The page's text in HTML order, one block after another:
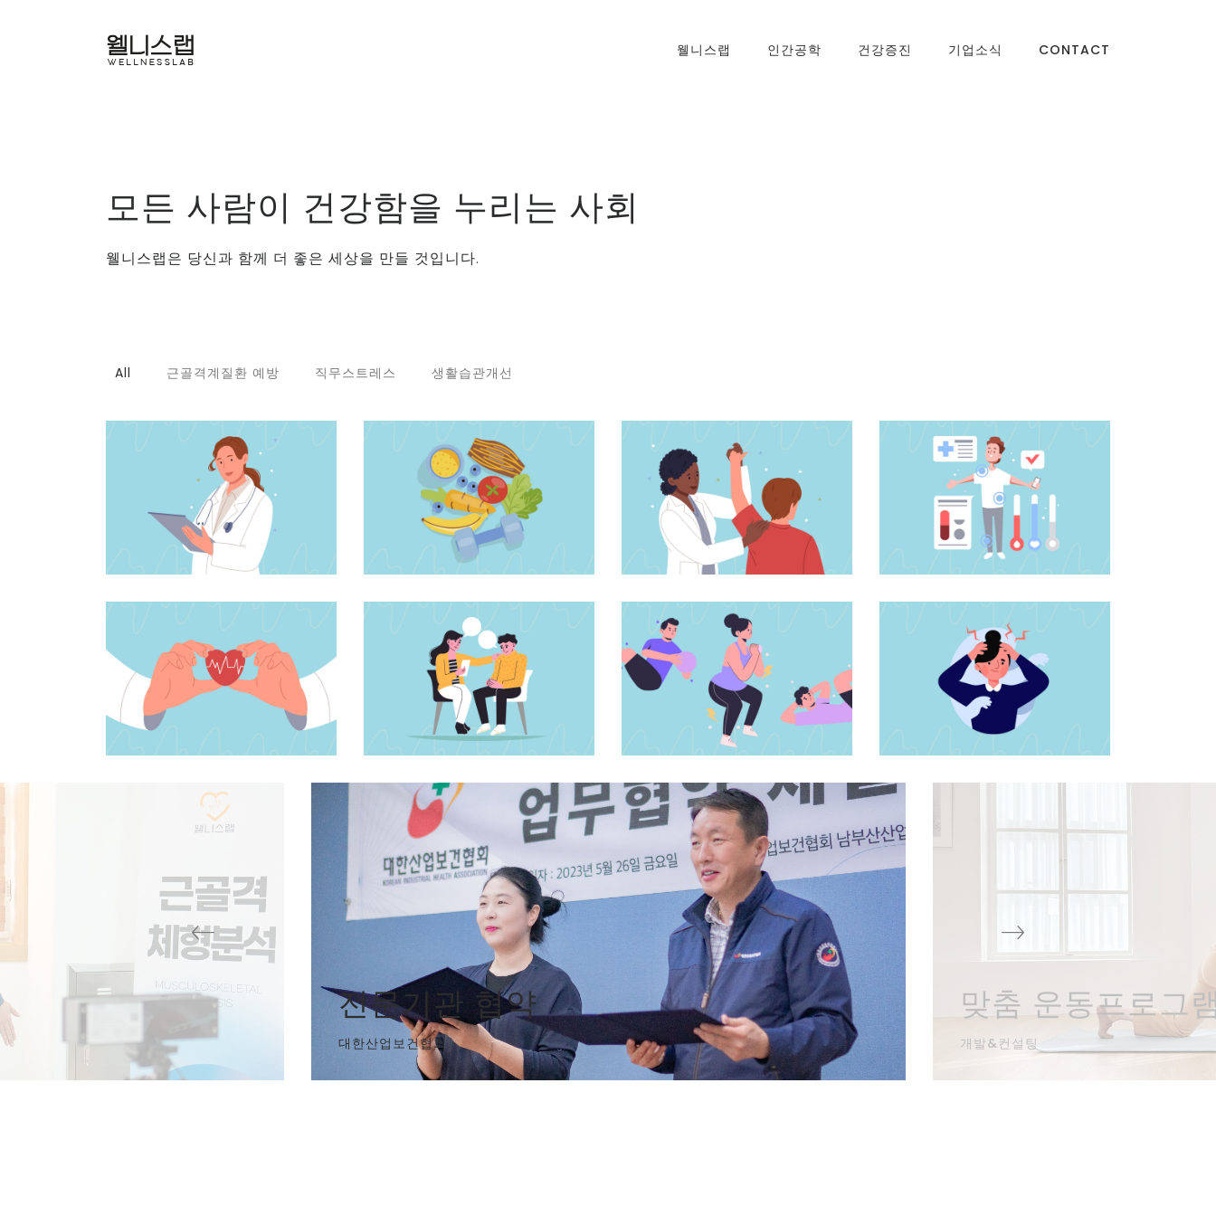
웰니스랩 인간공학 건강증진 기업소식 CONTACT
모든 사람이 건강함을 누리는 사회
웰니스랩은 당신과 함께 더 좋은 세상을 만들 것입니다.
All 근골격계질환 예방 직무스트레스 생활습관개선
전문기관 협약
대한산업보건협회
맞춤 운동프로그
개발&컨설팅